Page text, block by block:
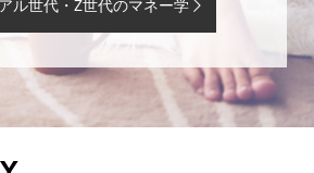
ル世代・Z世代のマネー学